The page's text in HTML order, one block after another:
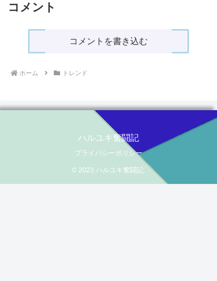
コメント
コメントを書き込む
ホーム トレンド
ハルユキ奮闘記
プライバシーポリシー
© 2023 ハルユキ奮闘記.